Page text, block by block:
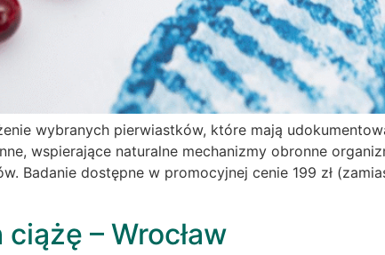
wybranych pierwiastków, które mają
wspierające naturalne mechanizmy obronne
Badanie dostępne w promocyjnej cenie 199 zł
– Wrocław